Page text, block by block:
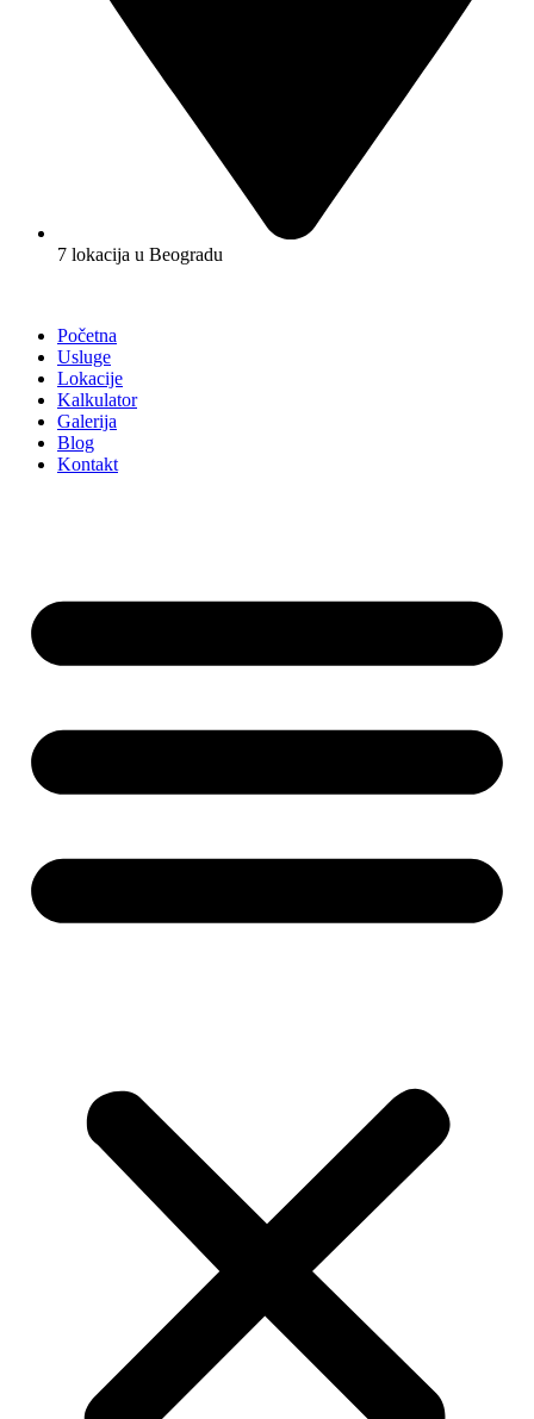
7 lokacija u Beogradu
Početna
Usluge
Lokacije
Kalkulator
Galerija
Blog
Kontakt